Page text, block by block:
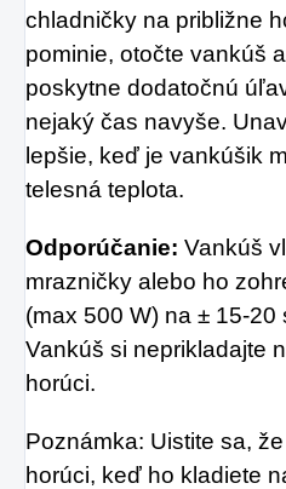
chladničky na približne
pominie, otočte vankúš
poskytne dodatočnú
nejaký čas navyše.
lepšie, keď je vankúšik
telesná teplota.
Odporúčanie: Vankúš
mrazničky alebo ho
(max 500 W) na ± 15-
Vankúš si neprikladajte
horúci.
Poznámka: Uistite sa,
horúci, keď ho kladiete